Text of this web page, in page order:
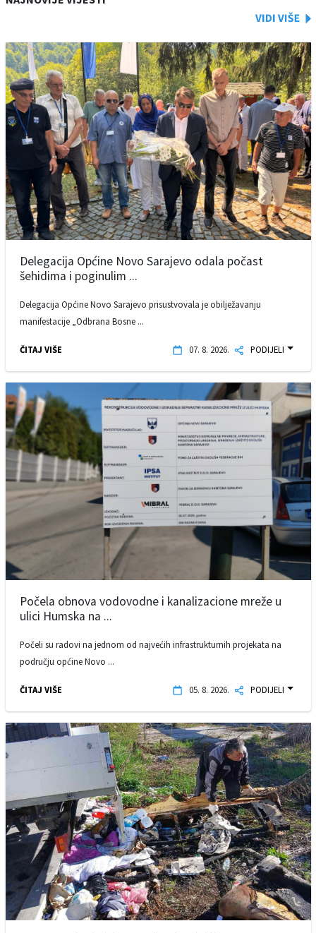
Delegacija Općine Novo Sarajevo odala počast
šehidima i poginulim ...
Delegacija Općine Novo Sarajevo prisustvovala je obilježavanju
manifestacije „Odbrana Bosne ...
ČITAJ VIŠE 07. 8. 2026. PODIJELI
Počela obnova vodovodne i kanalizacione mreže u
ulici Humska na ...
Počeli su radovi na jednom od najvećih infrastrukturnih projekata na
području općine Novo ...
ČITAJ VIŠE 05. 8. 2026. PODIJELI